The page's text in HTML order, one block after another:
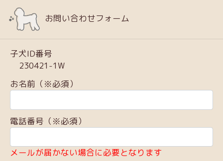
お問い合わせフォーム
子犬ID番号
230421-1W
お名前（※必須）
電話番号（※必須）
メールが届かない場合に必要となります